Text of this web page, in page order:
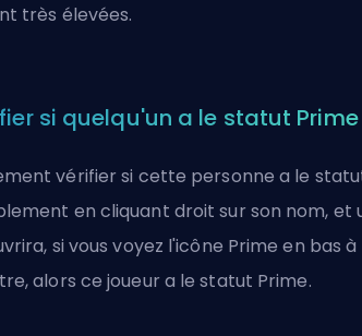
très élevées.
si quelqu'un a le statut Prime
vérifier si cette personne a le
en cliquant droit sur son nom, et
si vous voyez l'icône Prime en bas à
alors ce joueur a le statut Prime.